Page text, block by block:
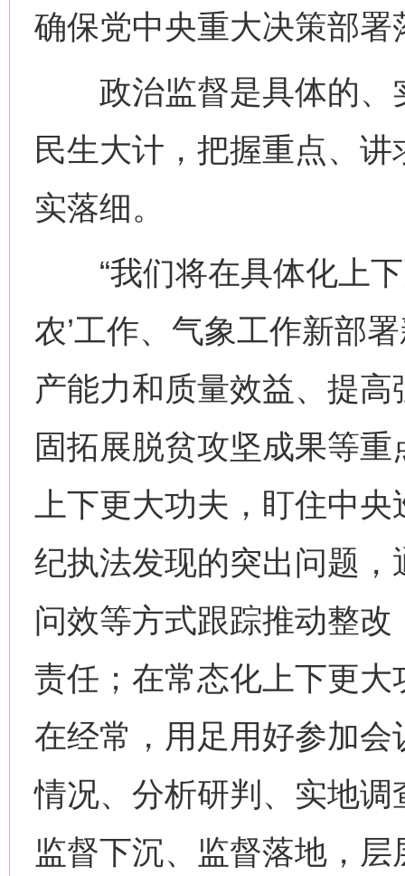
确保党中央重大决策部署
政治监督是具体的、
民生大计，把握重点、
实落细。
“我们将在具体化上下
农’工作、气象工作新部
产能力和质量效益、提
固拓展脱贫攻坚成果等
上下更大功夫，盯住中
纪执法发现的突出问题
问效等方式跟踪推动整
责任；在常态化上下更
在经常，用足用好参加
情况、分析研判、实地
监督下沉、监督落地，